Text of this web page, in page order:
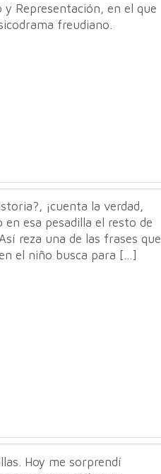
Representación, en el que
freudiano.
¡cuenta la verdad,
esa pesadilla el resto de
reza una de las frases que
el niño busca para […]
Hoy me sorprendí